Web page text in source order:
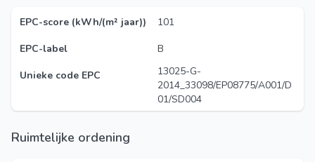
EPC-score (kWh/(m² jaar))
101
EPC-label
B
Unieke code EPC
13025-G-
2014_33098/EP08775/A001/D
01/SD004
Ruimtelijke ordening